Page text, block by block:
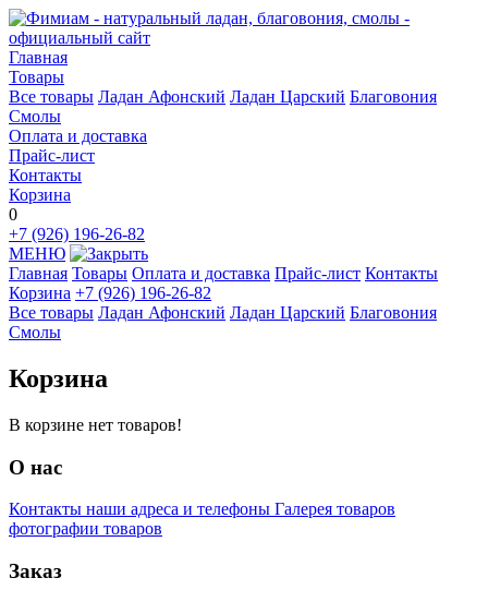
Главная
Товары
Все товары Ладан Афонский Ладан Царский Благовония
Смолы
Оплата и доставка
Прайс-лист
Контакты
Корзина
0
+7 (926) 196-26-82
МЕНЮ
Главная Товары Оплата и доставка Прайс-лист Контакты
Корзина +7 (926) 196-26-82
Все товары Ладан Афонский Ладан Царский Благовония
Смолы
Корзина
В корзине нет товаров!
О нас
Контакты наши адреса и телефоны Галерея товаров
фотографии товаров
Заказ